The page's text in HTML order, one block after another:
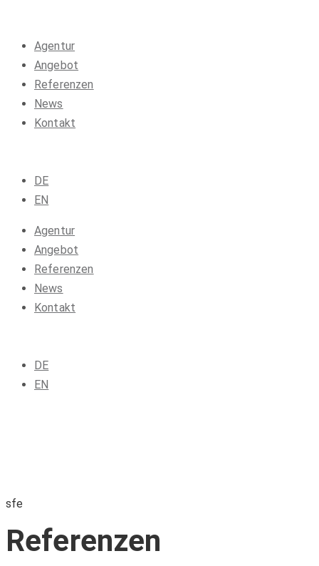
Agentur
Angebot
Referenzen
News
Kontakt
DE
EN
Agentur
Angebot
Referenzen
News
Kontakt
DE
EN
sfe
Referenzen